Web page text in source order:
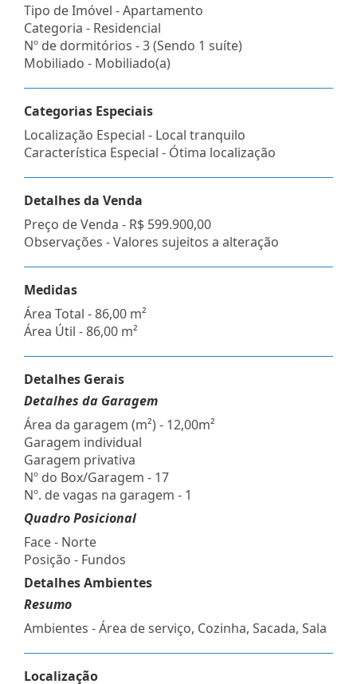
Tipo de Imóvel - Apartamento
Categoria - Residencial
Nº de dormitórios - 3 (Sendo 1 suíte)
Mobiliado - Mobiliado(a)
Categorias Especiais
Localização Especial - Local tranquilo
Característica Especial - Ótima localização
Detalhes da Venda
Preço de Venda - R$ 599.900,00
Observações - Valores sujeitos a alteração
Medidas
Área Total - 86,00 m²
Área Útil - 86,00 m²
Detalhes Gerais
Detalhes da Garagem
Área da garagem (m²) - 12,00m²
Garagem individual
Garagem privativa
Nº do Box/Garagem - 17
Nº. de vagas na garagem - 1
Quadro Posicional
Face - Norte
Posição - Fundos
Detalhes Ambientes
Resumo
Ambientes - Área de serviço, Cozinha, Sacada, Sala
Localização